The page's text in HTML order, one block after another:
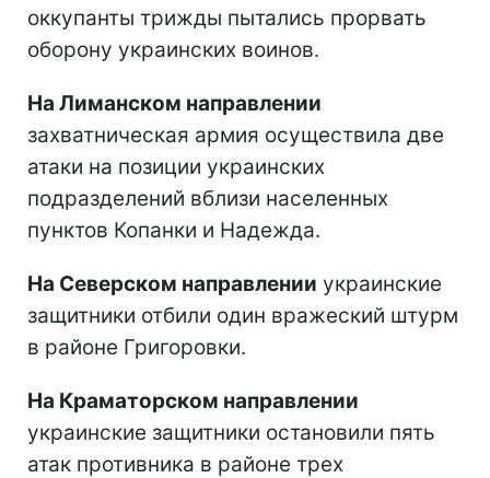
оккупанты трижды пытались прорвать
оборону украинских воинов.
На Лиманском направлении
захватническая армия осуществила две
атаки на позиции украинских
подразделений вблизи населенных
пунктов Копанки и Надежда.
На Северском направлении украинские
защитники отбили один вражеский штурм
в районе Григоровки.
На Краматорском направлении
украинские защитники остановили пять
атак противника в районе трех